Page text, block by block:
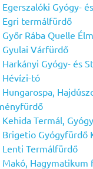
Egerszalóki Gyógy-
Egri termálfürdő
Győr Rába Quelle
Gyulai Várfürdő
Harkányi Gyógy- és
Hévízi-tó
Hungarospa,
Kehida Termál,
Brigetio Gyógyfürdő
Lenti Termálfürdő
Makó, Hagymatikum